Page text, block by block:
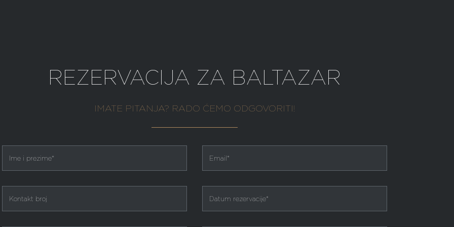
REZERVACIJA ZA BALTAZAR
IMATE PITANJA? RADO ĆEMO ODGOVORITI!